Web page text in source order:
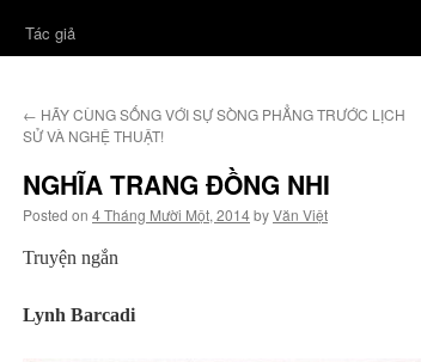
Tác giả
← HÃY CÙNG SỐNG VỚI SỰ SÒNG PHẲNG TRƯỚC LỊCH
SỬ VÀ NGHỆ THUẬT!
NGHĨA TRANG ĐỒNG NHI
Posted on 4 Tháng Mười Một, 2014byVăn Việt
Truyện ngắn
Lynh Barcadi